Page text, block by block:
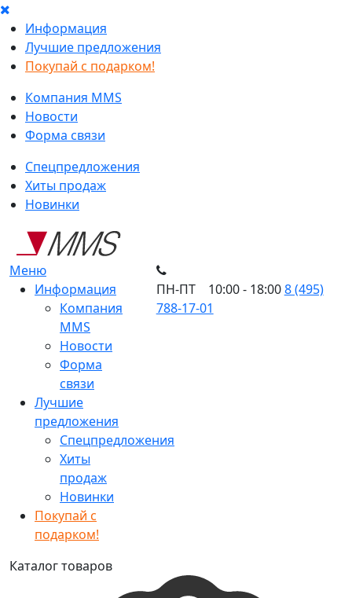
Информация
Лучшие предложения
Покупай с подарком!
Компания MMS
Новости
Форма связи
Спецпредложения
Хиты продаж
Новинки
Меню
Информация
Компания
MMS
Новости
Форма
связи
Лучшие
предложения
Спецпредложения
Хиты
продаж
Новинки
Покупай с
подарком!
ПН-ПТ 10:00 - 18:008 (495)
788-17-01
Каталог товаров